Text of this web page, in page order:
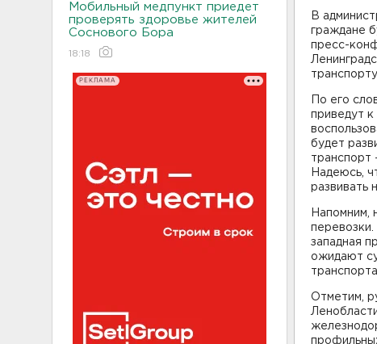
Мобильный медпункт приедет
проверять здоровье жителей
Соснового Бора
18:18
РЕКЛАМА
В
граждане
пресс-
По его
приведут к
будет
транспорт
Надеюсь,
развивать
Напомним,
западная
ожидают
транспорта.
Отметим,